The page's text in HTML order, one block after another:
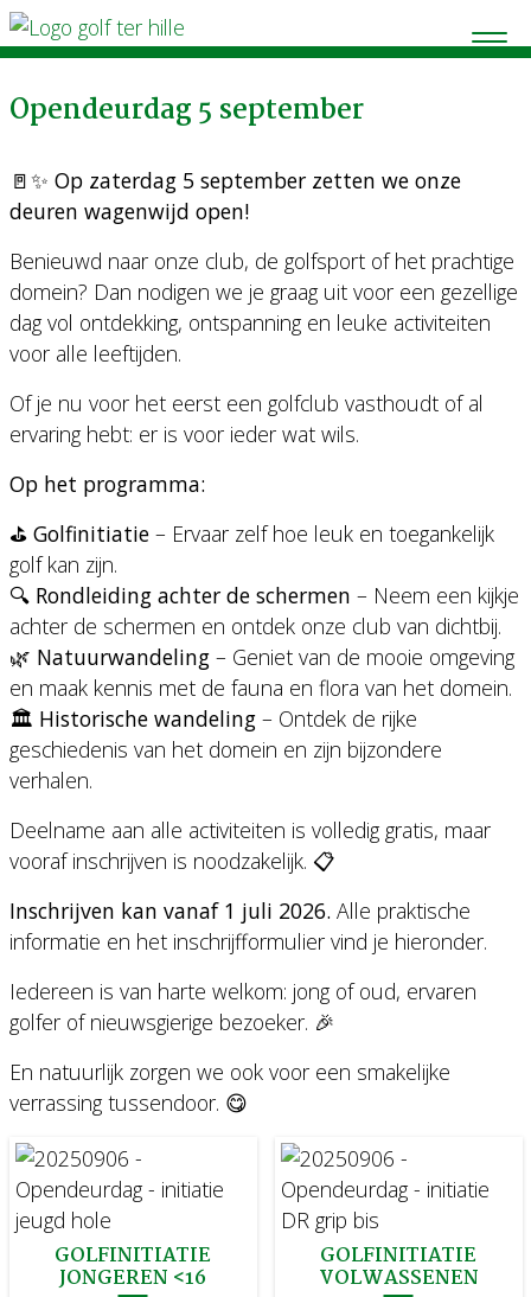
Opendeurdag 5 september
🚪✨ Op zaterdag 5 september zetten we onze
deuren wagenwijd open!
Benieuwd naar onze club, de golfsport of het prachtige
domein? Dan nodigen we je graag uit voor een gezellige
dag vol ontdekking, ontspanning en leuke activiteiten
voor alle leeftijden.
Of je nu voor het eerst een golfclub vasthoudt of al
ervaring hebt: er is voor ieder wat wils.
Op het programma:
⛳ Golfinitiatie– Ervaar zelf hoe leuk en toegankelijk
golf kan zijn.
🔍 Rondleiding achter de schermen – Neem een kijkje
achter de schermen en ontdek onze club van dichtbij.
🌿 Natuurwandeling– Geniet van de mooie omgeving
en maak kennis met de fauna en flora van het domein.
🏛️ Historische wandeling– Ontdek de rijke
geschiedenis van het domein en zijn bijzondere
verhalen.
Deelname aan alle activiteiten is volledig gratis, maar
vooraf inschrijven is noodzakelijk. 📋
Inschrijven kan vanaf 1 juli 2026. Alle praktische
informatie en het inschrijfformulier vind je hieronder.
Iedereen is van harte welkom: jong of oud, ervaren
golfer of nieuwsgierige bezoeker. 🎉
En natuurlijk zorgen we ook voor een smakelijke
verrassing tussendoor. 😋
GOLFINITIATIE
JONGEREN <16
GOLFINITIATIE
VOLWASSENEN